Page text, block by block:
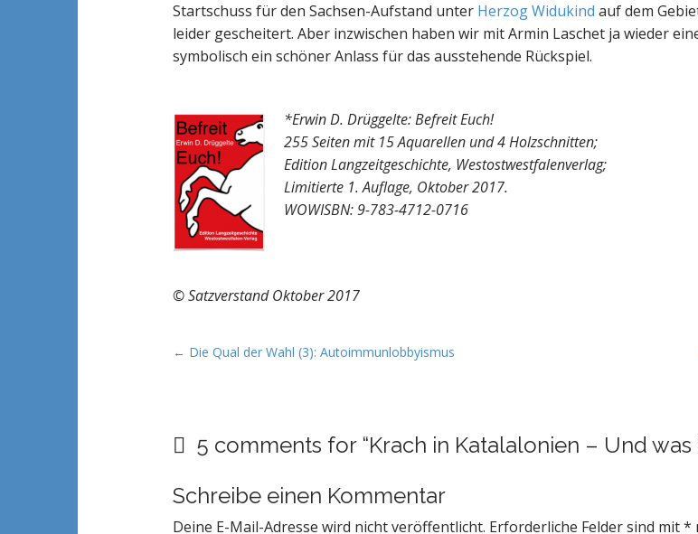
Startschuss für den Sachsen-Aufstand unter Herzog Widukind auf dem
leider gescheitert. Aber inzwischen haben wir mit Armin Laschet ja wieder
symbolisch ein schöner Anlass für das ausstehende Rückspiel.
*Erwin D. Drüggelte: Befreit Euch!
255 Seiten mit 15 Aquarellen und 4 Holzschnitten;
Edition Langzeitgeschichte, Westostwestfalenverlag;
Limitierte 1. Auflage, Oktober 2017.
WOWISBN: 9-783-4712-0716
© Satzverstand Oktober 2017
P
n
v
i
← Die Qual der Wahl (3): Autoimmunlobbyismus
5 comments for “Krach in Katalalonien – Und
Schreibe einen Kommentar
Deine E-Mail-Adresse wird nicht veröffentlicht. Erforderliche Felder sind mit*